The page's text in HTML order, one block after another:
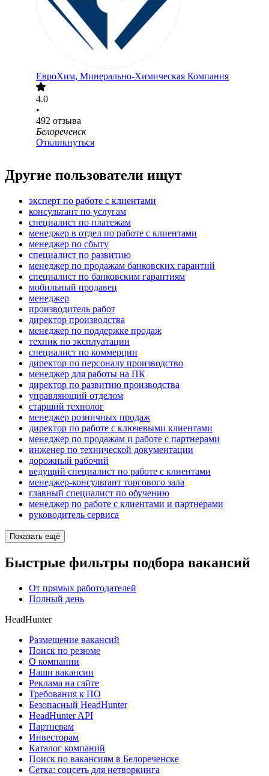
ЕвроХим, Минерально-Химическая Компания
4.0
•
492 отзыва
Белореченск
Откликнуться
Другие пользователи ищут
эксперт по работе с клиентами
консультант по услугам
специалист по платежам
менеджер в отдел по работе с клиентами
менеджер по сбыту
специалист по развитию
менеджер по продажам банковских гарантий
специалист по банковским гарантиям
мобильный продавец
менеджер
производитель работ
директор производства
менеджер по поддержке продаж
техник по эксплуатации
специалист по коммерции
директор по персоналу производство
менеджер для работы на ПК
директор по развитию производства
управляющий отделом
старший технолог
менеджер розничных продаж
директор по работе с ключевыми клиентами
менеджер по продажам и работе с партнерами
инженер по технической документации
дорожный рабочий
ведущий специалист по работе с клиентами
менеджер-консультант торгового зала
главный специалист по обучению
менеджер по работе с клиентами и партнерами
руководитель сервиса
Показать ещё
Быстрые фильтры подбора вакансий
От прямых работодателей
Полный день
HeadHunter
Размещение вакансий
Поиск по резюме
О компании
Наши вакансии
Реклама на сайте
Требования к ПО
Безопасный HeadHunter
HeadHunter API
Партнерам
Инвесторам
Каталог компаний
Поиск по вакансиям в Белореченске
Сетка: соцсеть для нетворкинга